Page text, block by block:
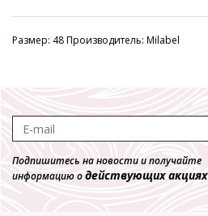
Размер: 48 Производитель: Milabel
Подпишитесь на новости и получайте
информацию одействующих акциях